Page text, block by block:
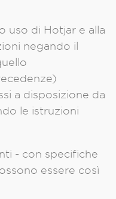
uso di Hotjar e alla
negando il
a disposizione da
le istruzioni
- con specifiche
essere così